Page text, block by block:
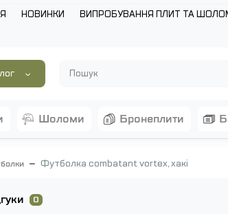
НОВИНКИ ВИПРОБУВАННЯ ПЛИТ ТА
шоломи бронеплити
Футболка combatant vortex, хакі
0